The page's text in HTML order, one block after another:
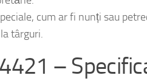
târguri.
–